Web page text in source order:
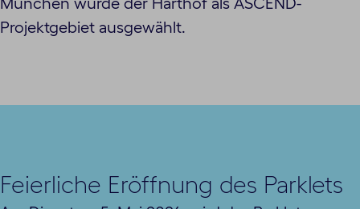
Projektgebiet ausgewählt.
Feierliche Eröffnung des Parklets